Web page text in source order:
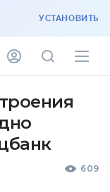
УСТАНОВИТЬ
609